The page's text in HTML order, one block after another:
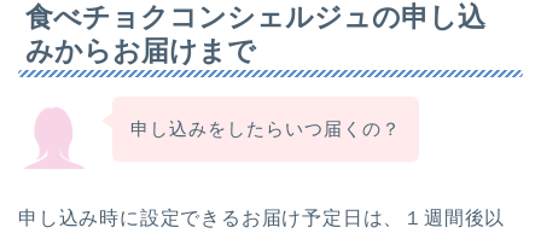
食べチョクコンシェルジュの申し込
みからお届けまで
申し込みをしたらいつ届くの？
申し込み時に設定できるお届け予定日は、１週間後以